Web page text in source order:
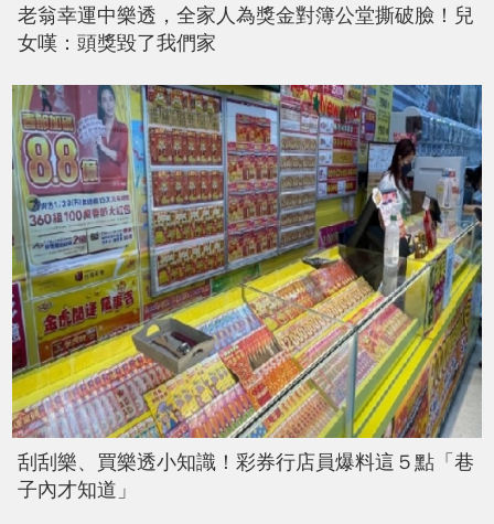
老翁幸運中樂透，全家人為獎金對簿公堂撕破臉！兒
女嘆：頭獎毀了我們家
刮刮樂、買樂透小知識！彩券行店員爆料這５點「巷
子內才知道」